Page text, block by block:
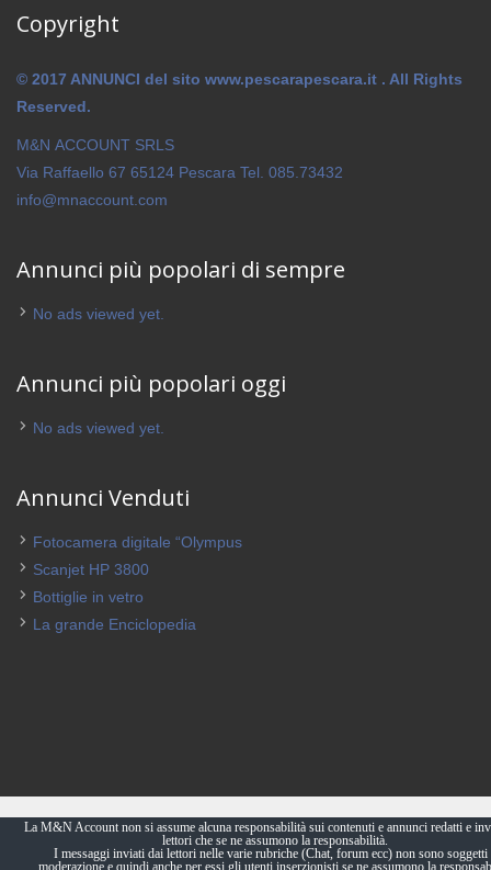
Copyright
© 2017 ANNUNCI del sito www.pescarapescara.it . All Rights
Reserved.
M&N ACCOUNT SRLS
Via Raffaello 67 65124 Pescara Tel. 085.73432
info@mnaccount.com
Annunci più popolari di sempre
No ads viewed yet.
Annunci più popolari oggi
No ads viewed yet.
Annunci Venduti
Fotocamera digitale “Olympus
Scanjet HP 3800
Bottiglie in vetro
La grande Enciclopedia
La M&N Account non si assume alcuna responsabilità sui contenuti e annunci redatti e
lettori che se ne assumono la responsabilità.
I messaggi inviati dai lettori nelle varie rubriche (Chat, forum ecc) non sono soggetti
moderazione e quindi anche per essi gli utenti inserzionisti se ne assumono la